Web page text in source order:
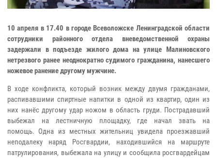
10 апреля в 17.40 в городе Всеволожске Ленинградской области
сотрудники районного отдела вневедомственной охраны
задержали в подъезде жилого дома на улице Малиновского
нетрезвого ранее неоднократно судимого гражданина, нанесшего
ножевое ранение другому мужчине.
В ходе конфликта, который возник между двумя гражданами,
распивавшими спиртные напитки в одной из квартир, один из
них нанёс другому удар ножом в область груди. Пострадавший
выбежал на лестничную площадку, где начал звать на
помощь. Одна из местных жительниц увидела проезжавший
неподалеку наряд Росгвардии, находившийся на маршруте
патрулирования, выбежала на улицу и сообщила росгвардейцам